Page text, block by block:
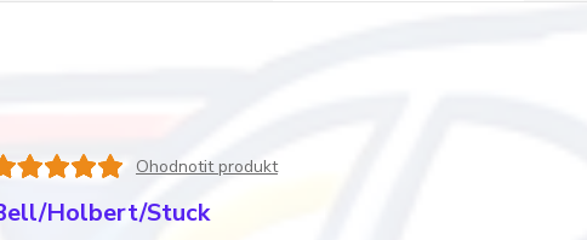
Ohodnotit produkt
Holbert/Stuck